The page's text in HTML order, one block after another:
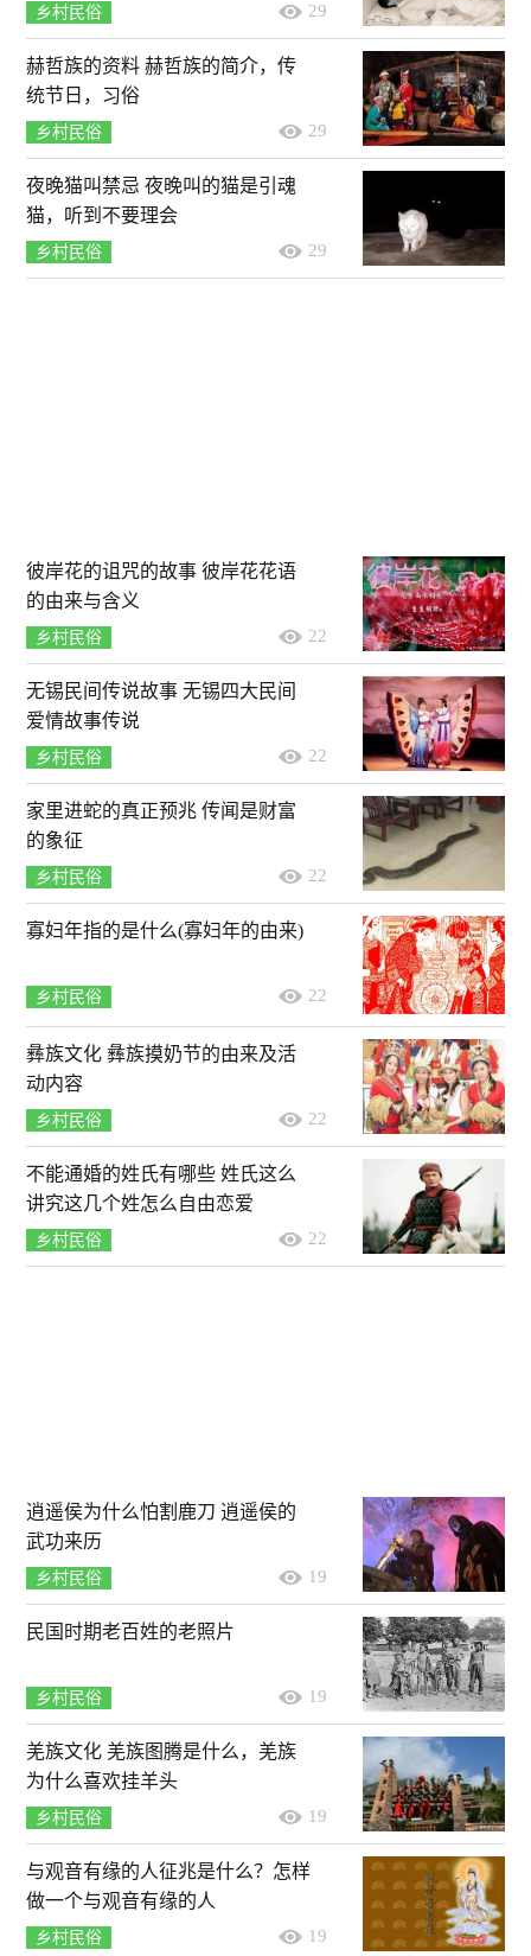
乡村民俗 29
赫哲族的资料 赫哲族的简介，传
统节日，习俗
乡村民俗 29
夜晚猫叫禁忌 夜晚叫的猫是引魂
猫，听到不要理会
乡村民俗 29
彼岸花的诅咒的故事 彼岸花花语
的由来与含义
乡村民俗 22
无锡民间传说故事 无锡四大民间
爱情故事传说
乡村民俗 22
家里进蛇的真正预兆 传闻是财富
的象征
乡村民俗 22
寡妇年指的是什么(寡妇年的由来)
乡村民俗 22
彝族文化 彝族摸奶节的由来及活
动内容
乡村民俗 22
不能通婚的姓氏有哪些 姓氏这么
讲究这几个姓怎么自由恋爱
乡村民俗 22
逍遥侯为什么怕割鹿刀 逍遥侯的
武功来历
乡村民俗 19
民国时期老百姓的老照片
乡村民俗 19
羌族文化 羌族图腾是什么，羌族
为什么喜欢挂羊头
乡村民俗 19
与观音有缘的人征兆是什么？怎样
做一个与观音有缘的人
乡村民俗 19